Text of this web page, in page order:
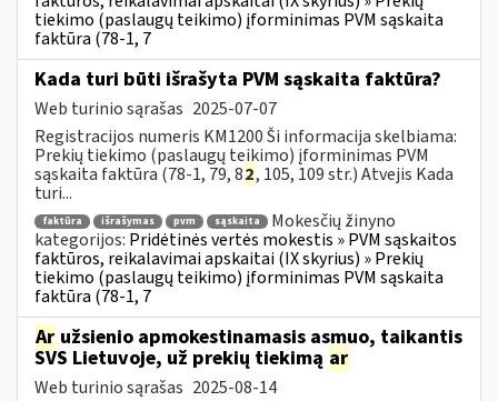
tiekimo (paslaugų teikimo) įforminimas PVM sąskaita
faktūra (78-1, 7
Kada turi būti išrašyta PVM sąskaita faktūra?
Web turinio sąrašas 2025-07-07
Registracijos numeris KM1200 Ši informacija skelbiama:
Prekių tiekimo (paslaugų teikimo) įforminimas PVM
sąskaita faktūra (78-1, 79, 82, 105, 109 str.) Atvejis Kada
turi...
faktūra išrašymas pvm sąskaita
Mokesčių žinyno
kategorijos: Pridėtinės vertės mokestis » PVM sąskaitos
faktūros, reikalavimai apskaitai (IX skyrius) » Prekių
tiekimo (paslaugų teikimo) įforminimas PVM sąskaita
faktūra (78-1, 7
Ar užsienio apmokestinamasis asmuo, taikantis
SVS Lietuvoje, už prekių tiekimą ar
Web turinio sąrašas 2025-08-14